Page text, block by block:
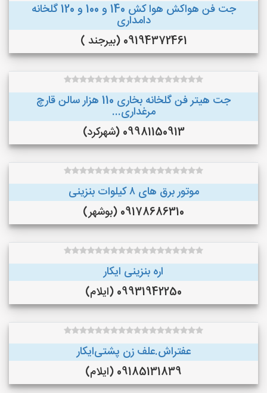
جت فن هواکش هوا کش 140 و 100 و 120 گلخانه
دامداری
09194372461 (بیرجند )
جت هیتر فن گلخانه بخاری 110 هزار سالن قارچ
مرغداری...
09981150913 (شهرکرد)
موتور برق های ٨ کیلوات بنزینی
09178686310 (بوشهر)
اره بنزینی ایکار
09931942250 (ایلام)
عفتراش.علف زن پشتی‌ایکار
09185131839 (ایلام)